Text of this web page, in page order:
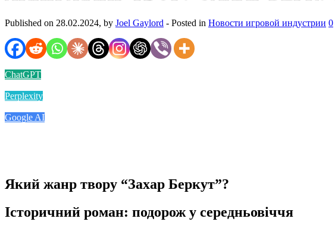
Published on 28.02.2024, by Joel Gaylord - Posted in Новости игровой индустрии 0
ChatGPT
Perplexity
Google AI
Який жанр твору “Захар Беркут”?
Історичний роман: подорож у середньовіччя